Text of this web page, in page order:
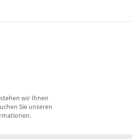
wir Ihnen
Sie unseren